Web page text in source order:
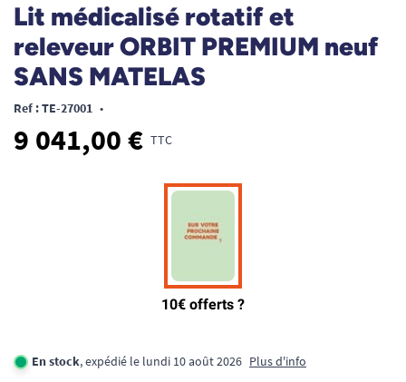
Lit médicalisé rotatif et
releveur ORBIT PREMIUM neuf
SANS MATELAS
Ref : TE-27001 •
9 041,00 € TTC
En stock, expédié le lundi 10 août 2026 Plus d'info